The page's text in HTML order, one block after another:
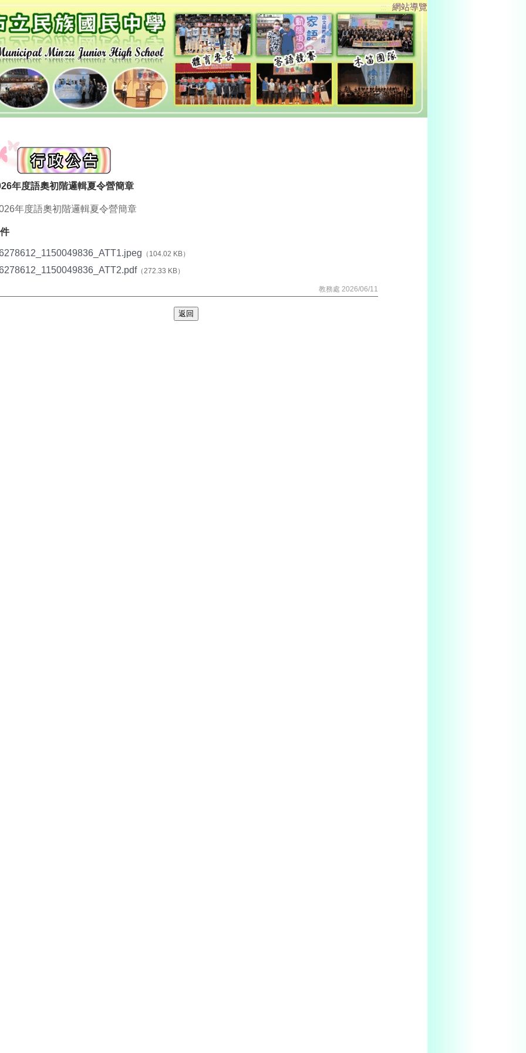
::: 網站導覽
年度語奧初階邏輯夏令營簡章
年度語奧初階邏輯夏令營簡章
（104.02 KB）
（272.33 KB）
教務處 2026/06/11
返回